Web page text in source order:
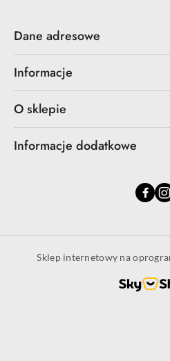
Dane adresowe
Informacje
O sklepie
Informacje dodatkowe
Sklep internetowy na